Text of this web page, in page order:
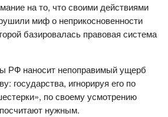
на то, что своими действиями
миф о неприкосновенности
базировалась правовая система
РФ наносит непоправимый ущерб
государства, игнорируя его по
по своему усмотрению
нужным.